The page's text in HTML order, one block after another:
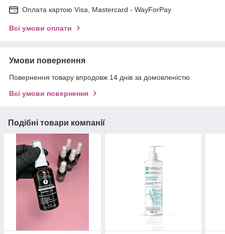
Оплата картою Visa, Mastercard - WayForPay
Всі умови оплати
Умови повернення
Повернення товару впродовж 14 днів за домовленістю
Всі умови повернення
Подібні товари компанії